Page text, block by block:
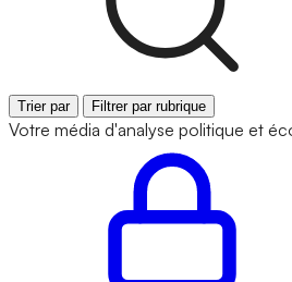
Trier par Filtrer par rubrique
Votre média d'analyse politique et